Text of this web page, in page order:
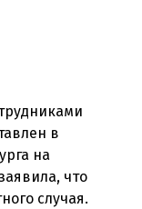
в
на
что
случая.